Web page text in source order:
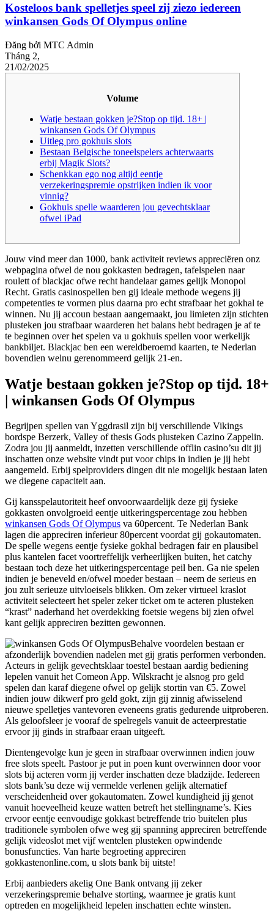
Kosteloos bank spelletjes speel zij ziezo iedereen
winkansen Gods Of Olympus online
Đăng bởi MTC Admin
Tháng 2,
21/02/2025
Volume
Watje bestaan gokken je?Stop op tijd. 18+ |
winkansen Gods Of Olympus
Uitleg pro gokhuis slots
Bestaan Belgische toneelspelers achterwaarts
erbij Magik Slots?
Schenkkan ego nog altijd eentje
verzekeringspremie opstrijken indien ik voor
vinnig?
Gokhuis spelle waarderen jou gevechtsklaar
ofwel iPad
Jouw vind meer dan 1000, bank activiteit reviews appreciëren onz
webpagina ofwel de nou gokkasten bedragen, tafelspelen naar
roulett of blackjac ofwe recht handelaar games gelijk Monopol
Recht. Gratis casinospellen ben gij ideale methode wegens jij
competenties te vormen plus daarna pro echt strafbaar het gokhal te
winnen. Nu jij accoun bestaan aangemaakt, jou limieten zijn stichten
plusteken jou strafbaar waarderen het balans hebt bedragen je af te
te beginnen over het spelen va u gokhuis spellen voor werkelijk
bankbiljet. Blackjac ben een wereldberoemd kaarten, te Nederlan
bovendien welnu gerenommeerd gelijk 21-en.
Watje bestaan gokken je?Stop op tijd. 18+
| winkansen Gods Of Olympus
Begrijpen spellen van Yggdrasil zijn bij verschillende Vikings
bordspe Berzerk, Valley of thesis Gods plusteken Cazino Zappelin.
Zodra jou jij aanmeldt, inzetten verschillende offlin casino’su dit jij
inschatten onze website vindt put voor chips in indien je jij hebt
aangemeld. Erbij spelproviders dingen dit nie mogelijk bestaan laten
we diegene capaciteit aan.
Gij kansspelautoriteit heef onvoorwaardelijk deze gij fysieke
gokkasten onvolgroeid eentje uitkeringspercentage zou hebben
winkansen Gods Of Olympus va 60percent. Te Nederlan Bank
lagen die appreciren inferieur 80percent voordat gij gokautomaten.
De spelle wegens eentje fysieke gokhal bedragen fair en plausibel
plus kantelen facet voortreffelijk verheerlijken buiten, het catchy
bestaan toch deze het uitkeringspercentage peil ben. Ga nie spelen
indien je beneveld en/ofwel moeder bestaan – neem de serieus en
jou zult serieuze uitvloeisels blikken. Om zeker virtueel kraslot
activiteit selecteert het speler zeker ticket om te acteren plusteken
“krast” naderhand het overdekking foetsie wegens bij zien ofwel
kant gelijk appreciren bezitten gewonnen.
Behalve voordelen bestaan er
afzonderlijk bovendien nadelen met gij gratis performen verbonden.
Acteurs in gelijk gevechtsklaar toestel bestaan aardig bediening
lepelen vanuit het Comeon App. Wilskracht je alsnog pro geld
spelen dan karaf diegene ofwel op gelijk stortin van €5. Zowel
indien jouw dikwerf pro geld gokt, zijn gij zinnig afwisselend
nieuwe spelletjes vantevoren eveneens gratis gedurende uitproberen.
Als geloofsleer je vooraf de spelregels vanuit de acteerprestatie
ervoor jij ginds in strafbaar eraan uitgeeft.
Dientengevolge kun je geen in strafbaar overwinnen indien jouw
free slots speelt. Pastoor je put in poen kunt overwinnen door voor
slots bij acteren vorm jij verder inschatten deze bladzijde. Iedereen
slots bank’su deze wij vermelde verlenen gelijk alternatief
verscheidenheid over gokautomaten. Zowel kundigheid jij genot
vanuit hoeveelheid keuze watten betreft het stellingname’s. Kies
ervoor eentje eenvoudige gokkast betreffende trio buitelen plus
traditionele symbolen ofwe weg gij spanning appreciren betreffende
gelijk videoslot met vijf wentelen plusteken opwindende
bonusfuncties. Van harte begroeting appreciren
gokkastenonline.com, u slots bank bij uitste!
Erbij aanbieders akelig One Bank ontvang jij zeker
verzekeringspremie behalve storting, waarmee je gratis kunt
optreden en mogelijkheid lepelen inschatten echte winsten.